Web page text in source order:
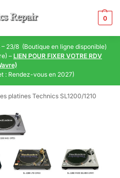
0
23/8 (Boutique en ligne disponible)
– LIEN POUR FIXER VOTRE RDV
: Rendez-vous en 2027)
platines Technics SL1200/1210